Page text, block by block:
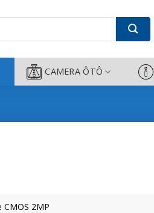
CAMERA ÔTÔ
CMOS 2MP